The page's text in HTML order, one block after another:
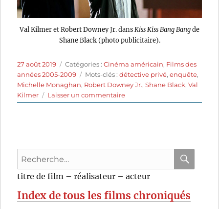
Val Kilmer et Robert Downey Jr. dans Kiss Kiss Bang Bangde
Shane Black (photo publicitaire).
Publié
le
27 août 2019 Catégories
Catégories :Cinéma américain, Films des
années 2005-2009
Étiquettes
Mots-clés :détective privé,enquête,
Michelle Monaghan, Robert Downey Jr.,Shane Black,Val
Kilmer
Laisser un commentairesur
Kiss
Black
Recherche
pour
:
titre de film – réalisateur – acteur
Index de tous les films chroniqués